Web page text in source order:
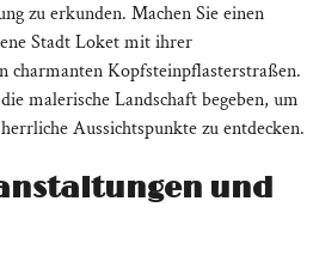
zu erkunden. Machen Sie einen
Stadt Loket mit ihrer
charmanten Kopfsteinpflasterstraßen.
malerische Landschaft begeben, um
Aussichtspunkte zu entdecken.
und